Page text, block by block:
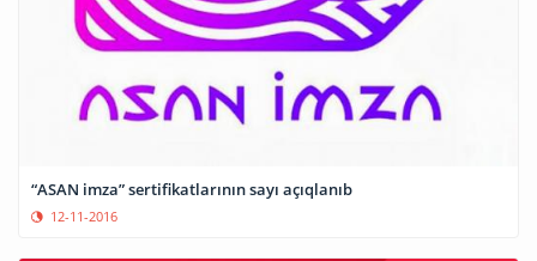
“ASAN imza” sertifikatlarının sayı açıqlanıb
12-11-2016